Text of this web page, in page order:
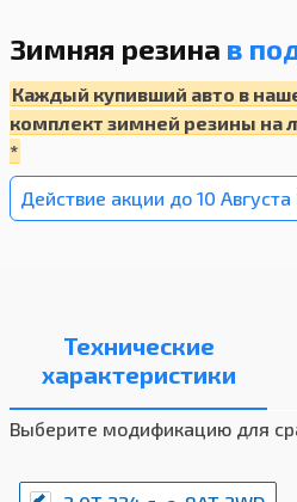
безопасности водителя
ISOFIX
Иммобилайзер
Центральный замок
Механический ключ
Запуск двигателя с
Антиблокировочная
Системы стабилизации
Система помощи при
Зимняя резина в
Каждый купивший авто в
комплект зимней резины на
*
Действие акции до 10 Августа
Технические
характеристики
Выберите модификацию для